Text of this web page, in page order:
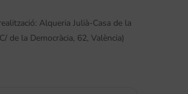
Alqueria Julià-Casa de la
de la Democràcia, 62, València)